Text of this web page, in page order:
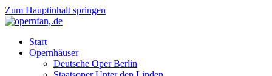
Zum Hauptinhalt springen
Start
Opernhäuser
Deutsche Oper Berlin